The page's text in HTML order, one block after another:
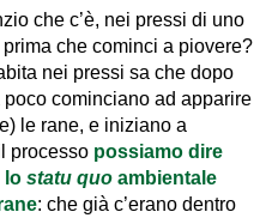
che c’è, nei pressi di uno
che cominci a piovere?
nei pressi sa che dopo
poco cominciano ad apparire
le rane, e iniziano a
processo possiamo dire
lo statu quo ambientale
: che già c’erano dentro